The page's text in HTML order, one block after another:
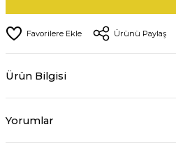
Ürünü Paylaş
Ürün Bilgisi
Yorumlar